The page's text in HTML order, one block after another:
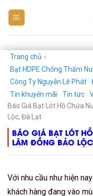
NHỰA
PHÁT
Trang chủ ›
Bạt HDPE Chống Thấm
Công Ty Nguyễn Lê Phát
Tin khuyến mãi
Tin tức
Báo Giá Bạt Lót Hồ Chứa
Lộc, Đà Lạt
BÁO GIÁ BẠT LÓT
LÂM ĐỒNG BẢO
Với nhu cầu như hiện
khách hàng đang vào